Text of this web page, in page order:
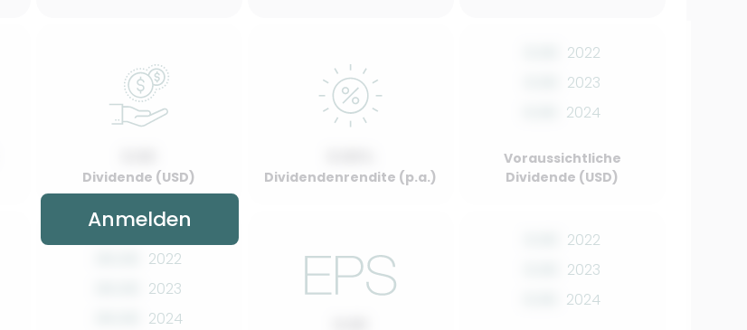
Dividende (USD) Dividendenrendite (p.a.)
2022
2023
2024
Voraussichtliche
Dividende (USD)
2022
2023
2024
2022
2023
2024
Anmelden